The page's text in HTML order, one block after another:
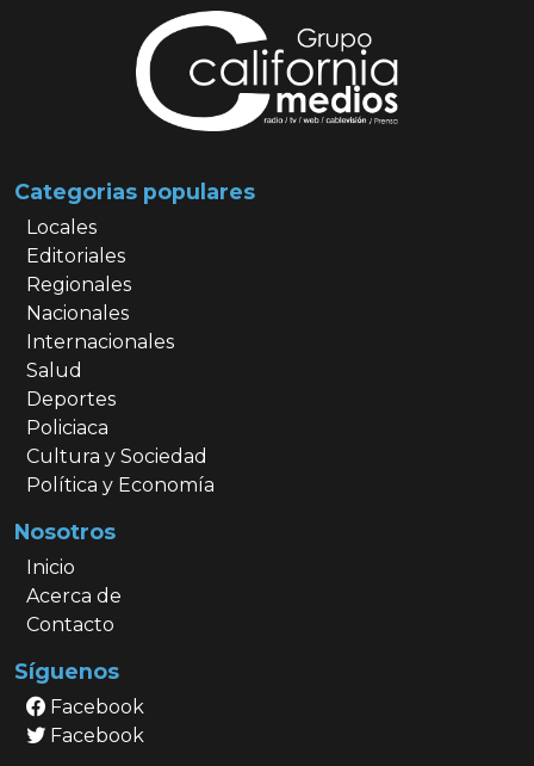
Categorias populares
Locales
Editoriales
Regionales
Nacionales
Internacionales
Salud
Deportes
Policiaca
Cultura y Sociedad
Política y Economía
Nosotros
Inicio
Acerca de
Contacto
Síguenos
Facebook
Facebook